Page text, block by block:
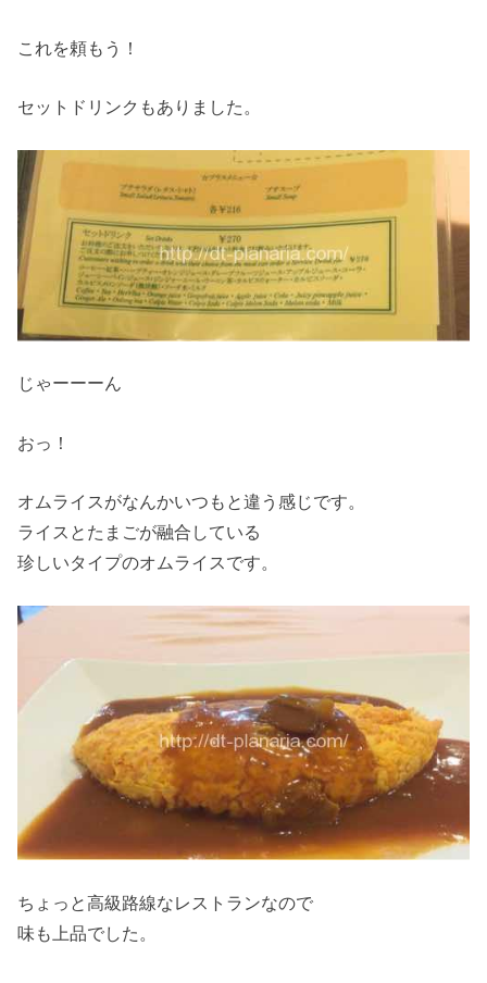
これを頼もう！
セットドリンクもありました。
じゃーーーん
おっ！
オムライスがなんかいつもと違う感じです。
ライスとたまごが融合している
珍しいタイプのオムライスです。
ちょっと高級路線なレストランなので
味も上品でした。